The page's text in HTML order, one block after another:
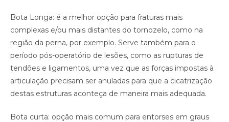
Bota Longa: é a melhor opção para fraturas mais
complexas e/ou mais distantes do tornozelo, como na
região da perna, por exemplo. Serve também para o
período pós-operatório de lesões, como as rupturas de
tendões e ligamentos, uma vez que as forças impostas à
articulação precisam ser anuladas para que a cicatrização
destas estruturas aconteça de maneira mais adequada.
Bota curta: opção mais comum para entorses em graus